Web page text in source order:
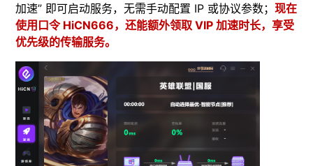
加速” 即可启动服务，无需手动配置 IP 或协议参数；现在
使用口令 HiCN666，还能额外领取 VIP 加速时长，享受
优先级的传输服务。